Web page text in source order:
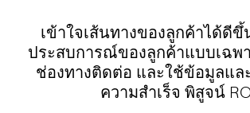
เข้าใจเส้นทางของลูกค้าได้ดี
ประสบการณ์ของลูกค้าแบบเฉพ
ช่องทางติดต่อ และใช้ข้อมูลแล
ความสำเร็จ พิสูจน์